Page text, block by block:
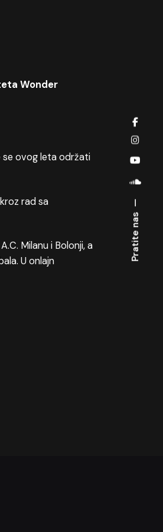
Pratite nas
Wonder
se ovog leta održati
rad sa
Milanu i Bolonji, a
U onlajn